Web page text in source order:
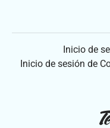
Inicio de
Inicio de sesión de